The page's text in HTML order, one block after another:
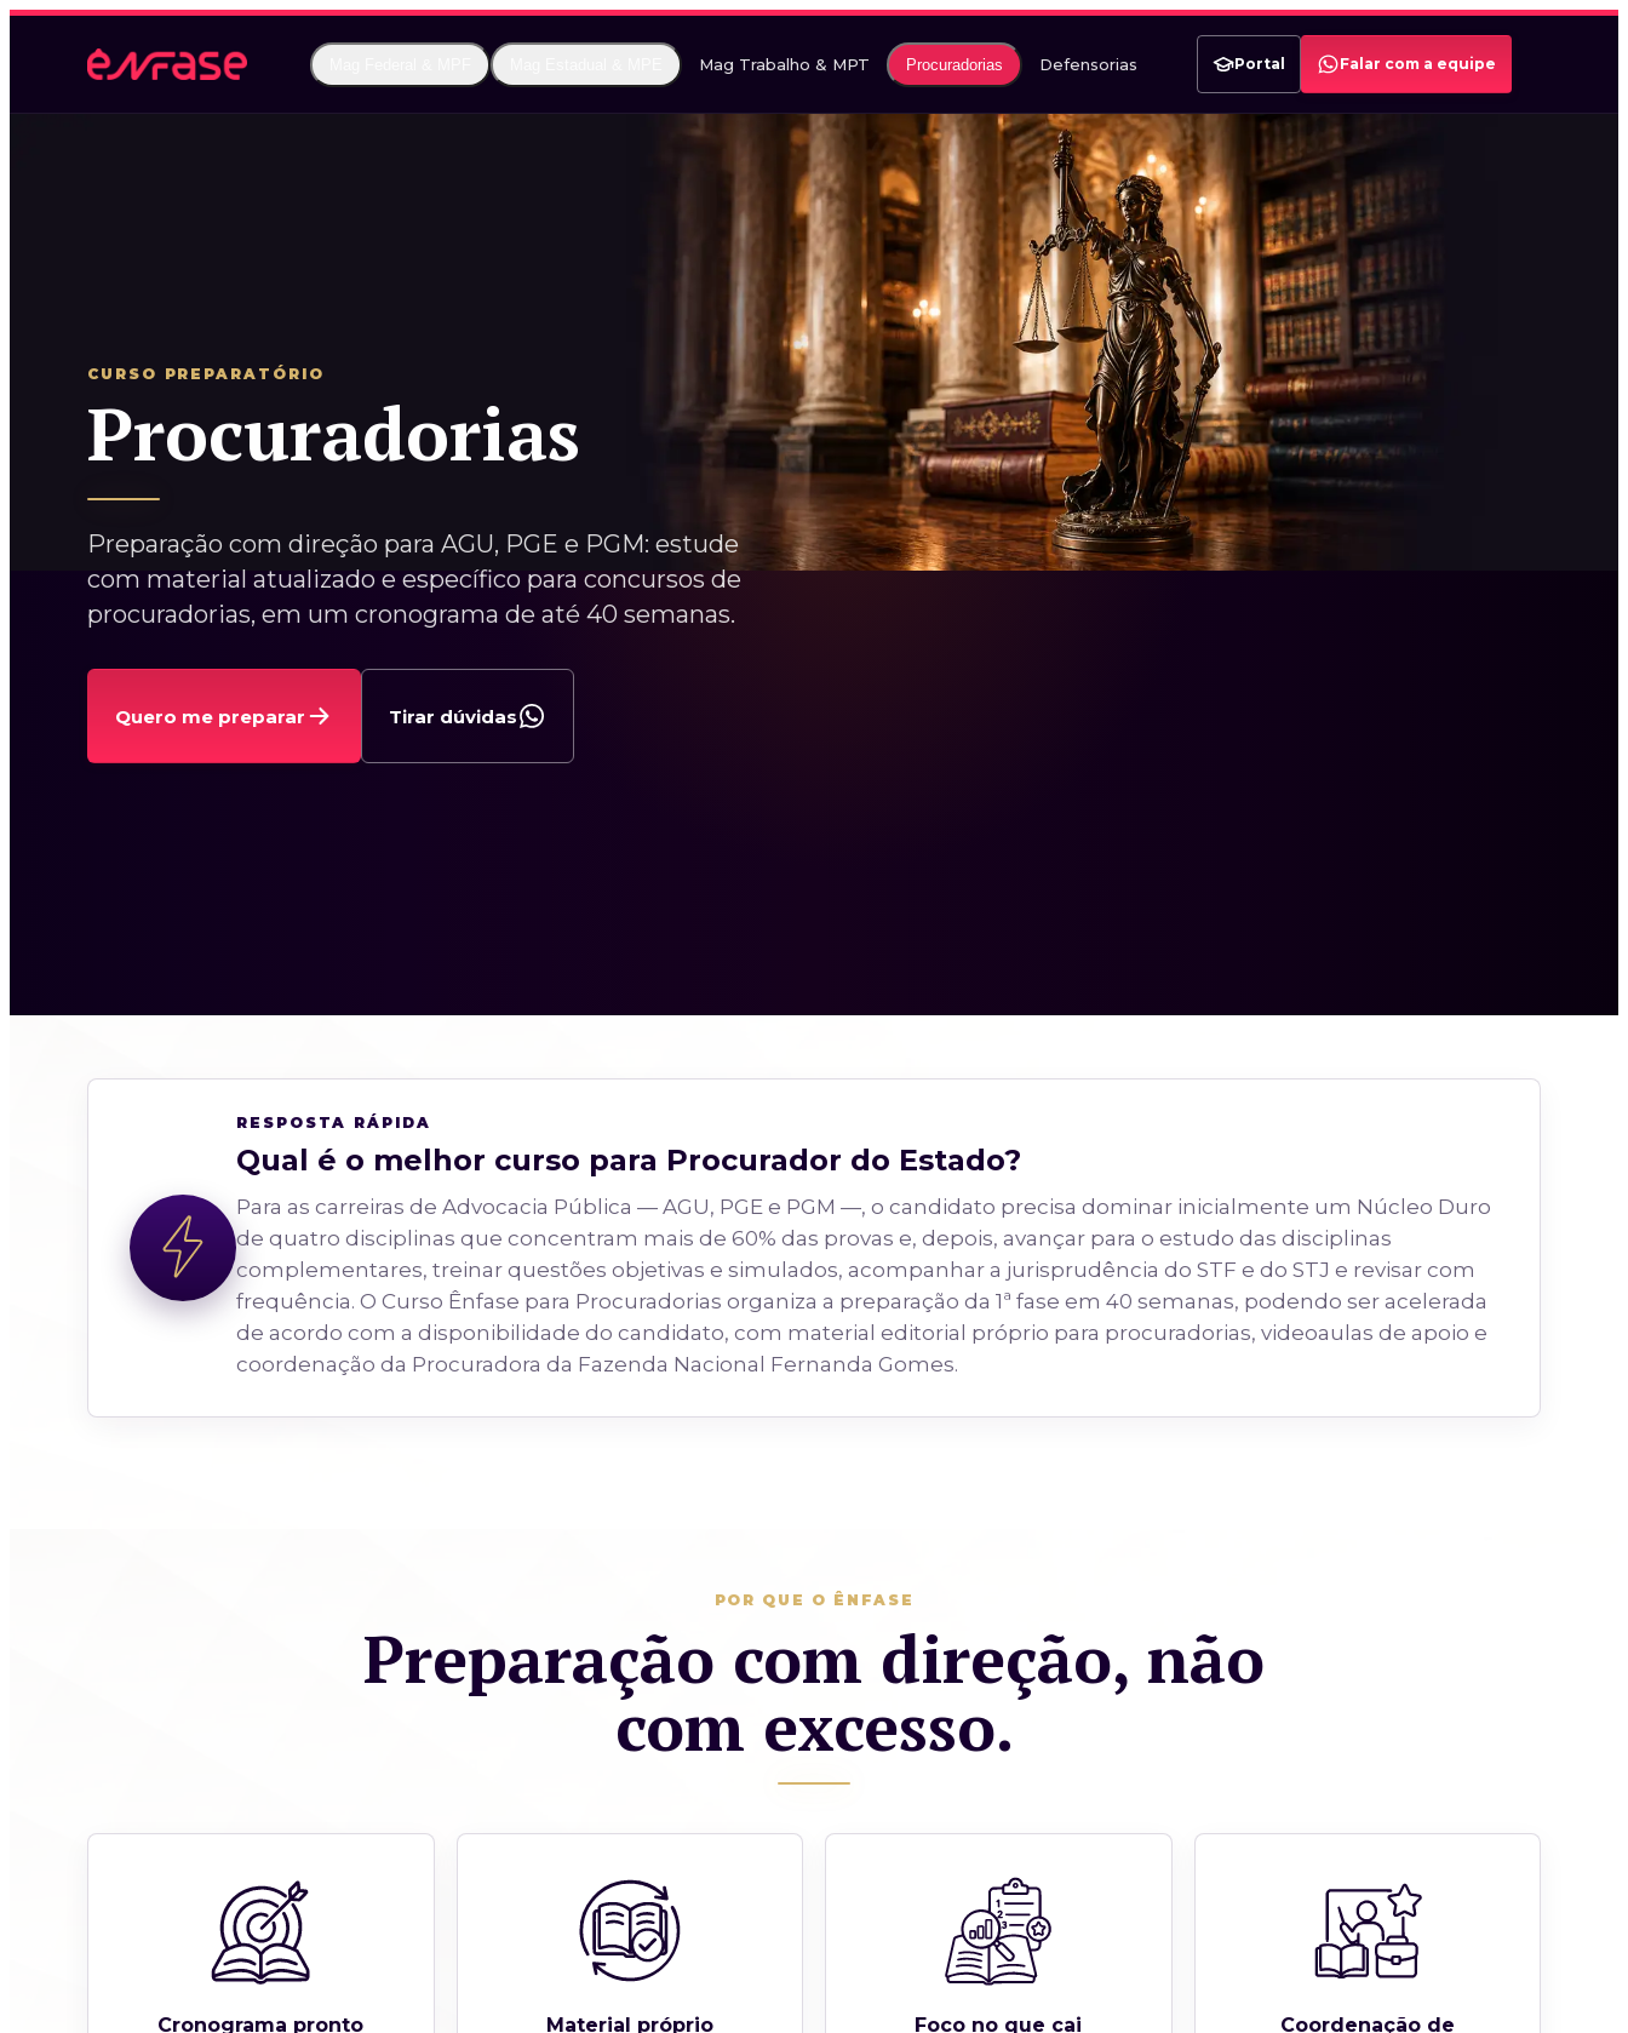
Mag Trabalho & MPT Procuradorias Defensorias Portal Falar com a equipe
CURSO PREPARATÓRIO
Procuradorias
Preparação com direção para AGU, PGE e PGM: estude
com material atualizado e específico para concursos de
procuradorias, em um cronograma de até 40 semanas.
Quero me preparar Tirar dúvidas
RESPOSTA RÁPIDA
Qual é o melhor curso para Procurador do Estado?
Para as carreiras de Advocacia Pública — AGU, PGE e PGM —, o candidato precisa dominar inicialmente um Núcleo Duro
de quatro disciplinas que concentram mais de 60% das provas e, depois, avançar para o estudo das disciplinas
complementares, treinar questões objetivas e simulados, acompanhar a jurisprudência do STF e do STJ e revisar com
frequência. O Curso Ênfase para Procuradorias organiza a preparação da 1ª fase em 40 semanas, podendo ser acelerada
de acordo com a disponibilidade do candidato, com material editorial próprio para procuradorias, videoaulas de apoio e
coordenação da Procuradora da Fazenda Nacional Fernanda Gomes.
POR QUE O ÊNFASE
Preparação com direção, não
com excesso.
Cronograma pronto Material próprio Foco no que cai
Coordenação de